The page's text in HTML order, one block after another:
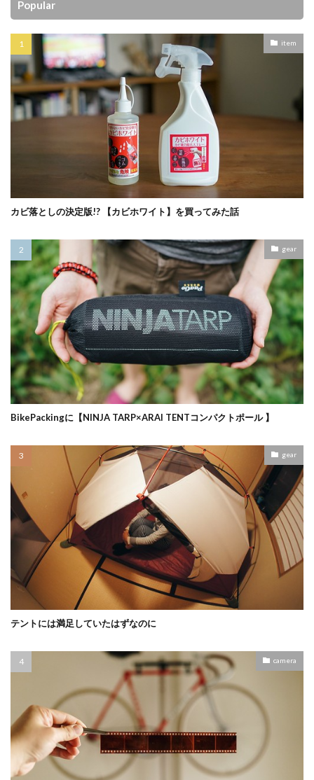
Popular
item
カビ落としの決定版!? 【カビホワイト】を買ってみた話
gear
BikePackingに【NINJA TARP×ARAI TENTコンパクトポール 】
gear
テントには満足していたはずなのに
camera